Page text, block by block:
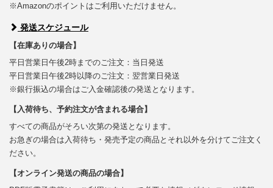
※Amazonのポイントはご利用いただけません。
発送スケジュール
【在庫ありの場合】
平日営業日午後2時までのご注文：当日発送
平日営業日午後2時以降のご注文：翌営業日発送
※銀行振込の場合はご入金確認後の発送となります。
【入荷待ち、予約注文が含まれる場合】
すべての商品がそろい次第の発送となります。
お急ぎの場合は入荷待ち・発売予定の商品とそれ以外を分けてご注文く
ださい。
【オンライン発送の商品の場合】